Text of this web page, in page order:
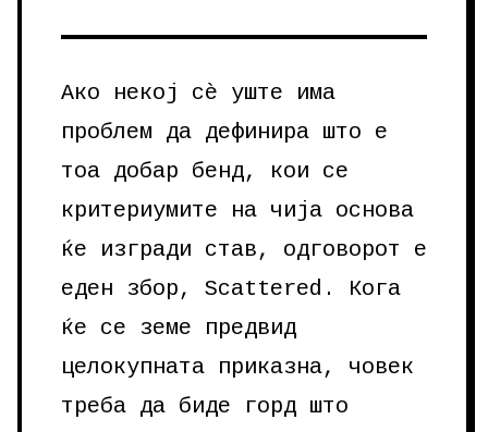
Ако некој сè уште има
проблем да дефинира што е
тоа добар бенд, кои се
критериумите на чија основа
ќе изгради став, одговорот е
еден збор, Scattered. Кога
ќе се земе предвид
целокупната приказна, човек
треба да биде горд што